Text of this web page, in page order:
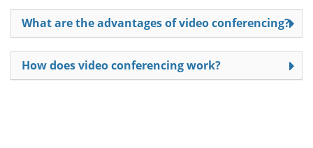
What are the advantages of video conferencing?
How does video conferencing work?